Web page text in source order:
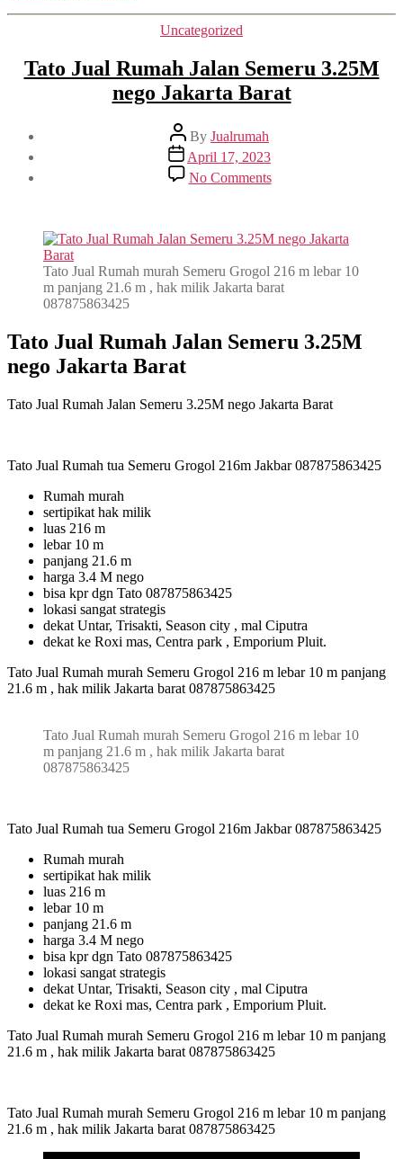
Categories
Uncategorized
Tato Jual Rumah Jalan Semeru 3.25M
nego Jakarta Barat
Post
author
By Jualrumah
Post
date
April 17, 2023
No Commentson
Tato
Jalan
3.25M
nego
Tato Jual Rumah murah Semeru Grogol 216 m lebar 10
m panjang 21.6 m , hak milik Jakarta barat
087875863425
Tato Jual Rumah Jalan Semeru 3.25M
nego Jakarta Barat
Tato Jual Rumah Jalan Semeru 3.25M nego Jakarta Barat
Tato Jual Rumah tua Semeru Grogol 216m Jakbar 087875863425
Rumah murah
sertipikat hak milik
luas 216 m
lebar 10 m
panjang 21.6 m
harga 3.4 M nego
bisa kpr dgn Tato 087875863425
lokasi sangat strategis
dekat Untar, Trisakti, Season city , mal Ciputra
dekat ke Roxi mas, Centra park , Emporium Pluit.
Tato Jual Rumah murah Semeru Grogol 216 m lebar 10 m panjang
21.6 m , hak milik Jakarta barat 087875863425
Tato Jual Rumah murah Semeru Grogol 216 m lebar 10
m panjang 21.6 m , hak milik Jakarta barat
087875863425
Tato Jual Rumah tua Semeru Grogol 216m Jakbar 087875863425
Rumah murah
sertipikat hak milik
luas 216 m
lebar 10 m
panjang 21.6 m
harga 3.4 M nego
bisa kpr dgn Tato 087875863425
lokasi sangat strategis
dekat Untar, Trisakti, Season city , mal Ciputra
dekat ke Roxi mas, Centra park , Emporium Pluit.
Tato Jual Rumah murah Semeru Grogol 216 m lebar 10 m panjang
21.6 m , hak milik Jakarta barat 087875863425
Tato Jual Rumah murah Semeru Grogol 216 m lebar 10 m panjang
21.6 m , hak milik Jakarta barat 087875863425